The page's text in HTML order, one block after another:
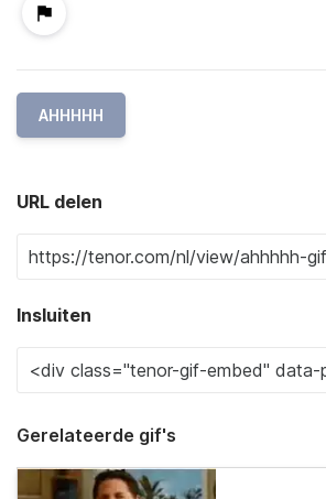
AHHHHH
URL delen
Insluiten
Gerelateerde gif's